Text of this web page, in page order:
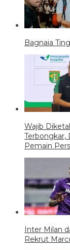
Bagnaia
Wajib
Terbongkar,
Pemain
Inter Milan
Rekrut